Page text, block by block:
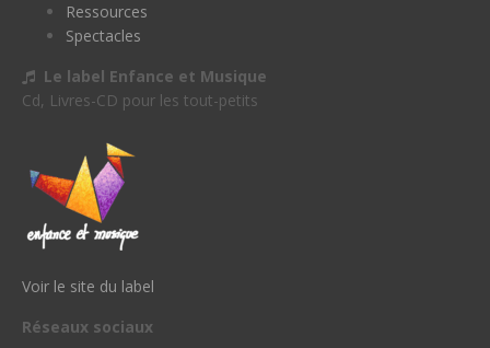
Ressources
Spectacles
Le label Enfance et Musique
Cd, Livres-CD pour les tout-petits
Voir le site du label
Réseaux sociaux